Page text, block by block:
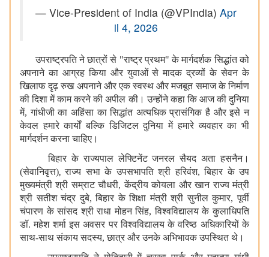
— Vice-President of India (@VPIndia) Apr
il 4, 2026
उपराष्ट्रपति ने छात्रों से "राष्ट्र प्रथम" के मार्गदर्शक सिद्धांत को
अपनाने का आग्रह किया और युवाओं से मादक द्रव्यों के सेवन के
खिलाफ दृढ़ रुख अपनाने और एक स्वस्थ और मजबूत समाज के निर्माण
की दिशा में काम करने की अपील की। उन्होंने कहा कि आज की दुनिया
में, गांधीजी का अहिंसा का सिद्धांत अत्यधिक प्रासंगिक है और इसे न
केवल हमारे कार्यों बल्कि डिजिटल दुनिया में हमारे व्यवहार का भी
मार्गदर्शन करना चाहिए।
बिहार के राज्यपाल लेफ्टिनेंट जनरल सैयद अता हसनैन।
(सेवानिवृत्त), राज्य सभा के उपसभापति श्री हरिवंश, बिहार के उप
मुख्यमंत्री श्री सम्राट चौधरी, केंद्रीय कोयला और खान राज्य मंत्री
श्री सतीश चंद्र दुबे, बिहार के शिक्षा मंत्री श्री सुनील कुमार, पूर्वी
चंपारण के सांसद श्री राधा मोहन सिंह, विश्वविद्यालय के कुलाधिपति
डॉ. महेश शर्मा इस अवसर पर विश्वविद्यालय के वरिष्ठ अधिकारियों के
साथ-साथ संकाय सदस्य, छात्र और उनके अभिभावक उपस्थित थे।